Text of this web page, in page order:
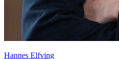
Hannes Elfving